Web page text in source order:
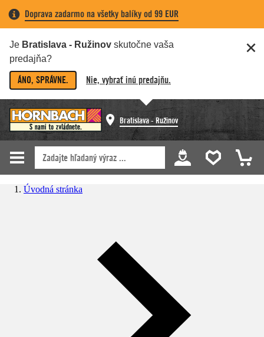
Doprava zadarmo na všetky balíky od 99 EUR
Je Bratislava - Ružinov skutočne vaša
predajňa?
ÁNO, SPRÁVNE. Nie, vybrať inú predajňu.
Bratislava - Ružinov
Úvodná stránka